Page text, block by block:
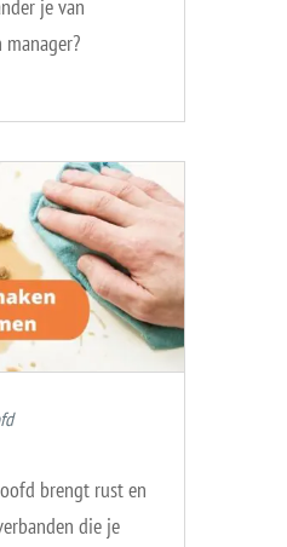
je van
brengt rust en
die je